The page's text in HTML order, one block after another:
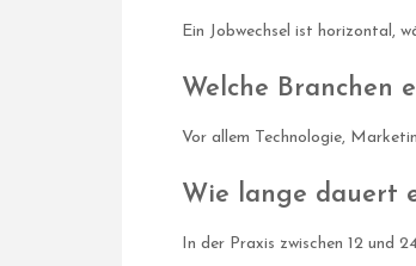
Ein Jobwechsel ist horizontal,
Welche Branchen
Vor allem Technologie,
Wie lange dauert
In der Praxis zwischen 12 und